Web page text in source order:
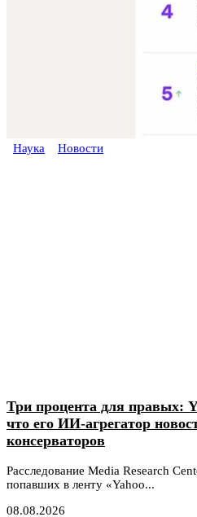
Наука Новости
Три процента для правых:
что его ИИ-агрегатор
консерваторов
Расследование Media Research
попавших в ленту «Yahoo...
08.08.2026